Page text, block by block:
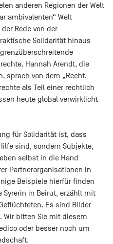
anderen Regionen der Welt
ambivalenten“ Welt
Rede von der
Solidarität hinaus
Hannah Arendt, die
sprach von dem „Recht,
als Teil einer rechtlich
heute global verwirklicht
für Solidarität ist, dass
sind, sondern Subjekte,
selbst in die Hand
Partnerorganisationen in
Beispiele hierfür finden
Syrerin in Beirut, erzählt mit
Es sind Bilder
bitten Sie mit diesem
oder besser noch um
.